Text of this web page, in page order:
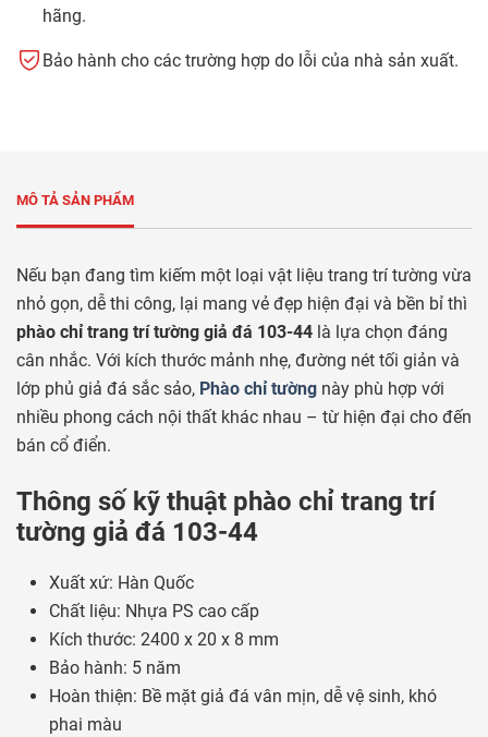
hãng.
Bảo hành cho các trường hợp do lỗi của nhà sản xuất.
MÔ TẢ SẢN PHẨM
Nếu bạn đang tìm kiếm một loại vật liệu trang trí tường vừa
nhỏ gọn, dễ thi công, lại mang vẻ đẹp hiện đại và bền bỉ thì
phào chỉ trang trí tường giả đá 103-44 là lựa chọn đáng
cân nhắc. Với kích thước mảnh nhẹ, đường nét tối giản và
lớp phủ giả đá sắc sảo, Phào chỉ tường này phù hợp với
nhiều phong cách nội thất khác nhau – từ hiện đại cho đến
bán cổ điển.
Thông số kỹ thuật phào chỉ trang trí
tường giả đá 103-44
Xuất xứ: Hàn Quốc
Chất liệu: Nhựa PS cao cấp
Kích thước: 2400 x 20 x 8 mm
Bảo hành: 5 năm
Hoàn thiện: Bề mặt giả đá vân mịn, dễ vệ sinh, khó
phai màu